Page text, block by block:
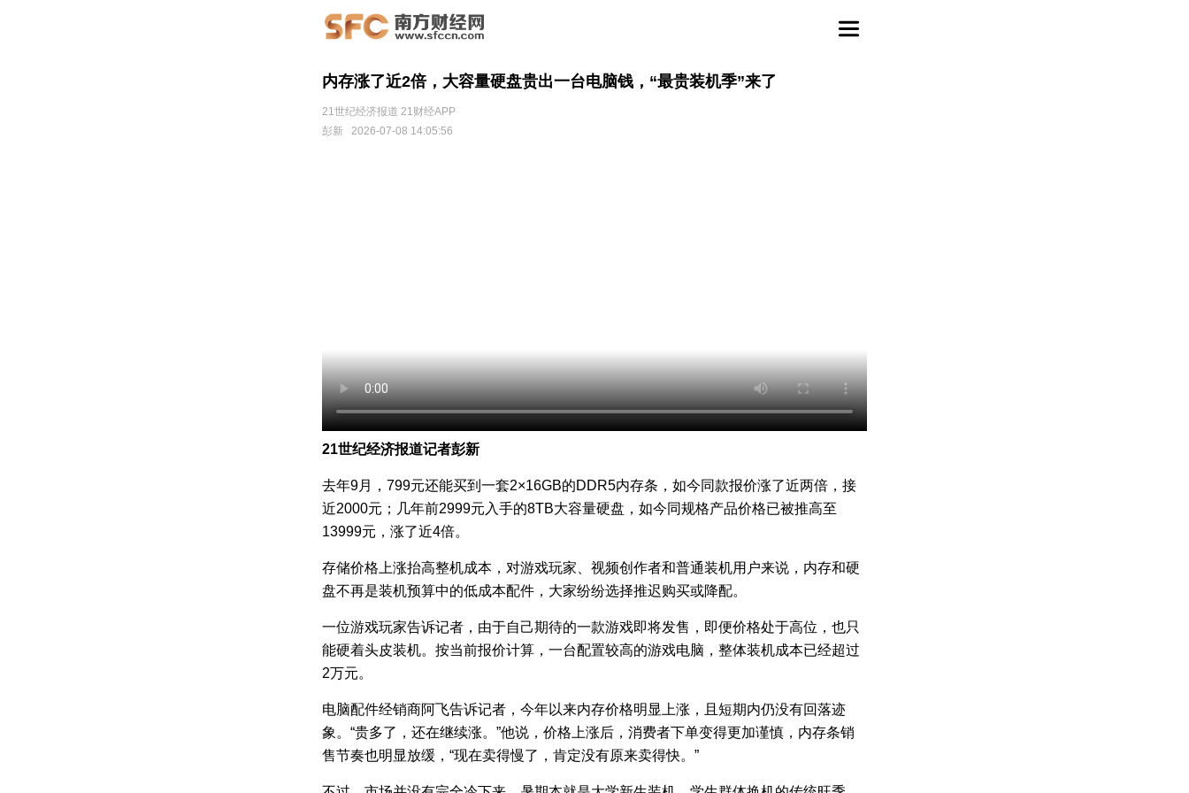
内存涨了近2倍，大容量硬盘贵出一台电脑钱，“最贵装机季”来了
21世纪经济报道 21财经APP
彭新
2026-07-08 14:05:56
21世纪经济报道记者彭新
去年9月，799元还能买到一套2×16GB的DDR5内存条，如今同款报价涨了近两倍，接
近2000元；几年前2999元入手的8TB大容量硬盘，如今同规格产品价格已被推高至
13999元，涨了近4倍。
存储价格上涨抬高整机成本，对游戏玩家、视频创作者和普通装机用户来说，内存和硬
盘不再是装机预算中的低成本配件，大家纷纷选择推迟购买或降配。
一位游戏玩家告诉记者，由于自己期待的一款游戏即将发售，即便价格处于高位，也只
能硬着头皮装机。按当前报价计算，一台配置较高的游戏电脑，整体装机成本已经超过
2万元。
电脑配件经销商阿飞告诉记者，今年以来内存价格明显上涨，且短期内仍没有回落迹
象。“贵多了，还在继续涨。”他说，价格上涨后，消费者下单变得更加谨慎，内存条销
售节奏也明显放缓，“现在卖得慢了，肯定没有原来卖得快。”